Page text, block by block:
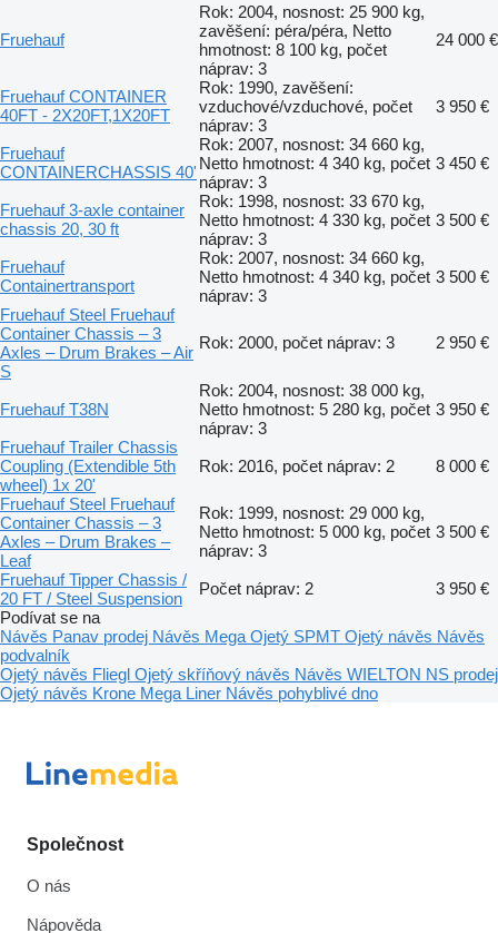
Fruehauf
Rok: 2004, nosnost: 25 900 kg,
zavěšení: péra/péra, Netto
hmotnost: 8 100 kg, počet
náprav: 3
24 000 €
Fruehauf CONTAINER
40FT - 2X20FT,1X20FT
Rok: 1990, zavěšení:
vzduchové/vzduchové, počet
náprav: 3
3 950 €
Fruehauf
CONTAINERCHASSIS 40'
Rok: 2007, nosnost: 34 660 kg,
Netto hmotnost: 4 340 kg, počet
náprav: 3
3 450 €
Fruehauf 3-axle container
chassis 20, 30 ft
Rok: 1998, nosnost: 33 670 kg,
Netto hmotnost: 4 330 kg, počet
náprav: 3
3 500 €
Fruehauf
Containertransport
Rok: 2007, nosnost: 34 660 kg,
Netto hmotnost: 4 340 kg, počet
náprav: 3
3 500 €
Fruehauf Steel Fruehauf
Container Chassis – 3
Axles – Drum Brakes – Air
S
Rok: 2000, počet náprav: 3 2 950 €
Fruehauf T38N
Rok: 2004, nosnost: 38 000 kg,
Netto hmotnost: 5 280 kg, počet
náprav: 3
3 950 €
Fruehauf Trailer Chassis
Coupling (Extendible 5th
wheel) 1x 20'
Rok: 2016, počet náprav: 2
8 000 €
Fruehauf Steel Fruehauf
Container Chassis – 3
Axles – Drum Brakes –
Leaf
Rok: 1999, nosnost: 29 000 kg,
Netto hmotnost: 5 000 kg, počet
náprav: 3
3 500 €
Fruehauf Tipper Chassis /
20 FT / Steel Suspension
Počet náprav: 2
3 950 €
Podívat se na
Návěs Panav prodej Návěs Mega Ojetý SPMT Ojetý návěs Návěs
podvalník
Ojetý návěs Fliegl Ojetý skříňový návěs Návěs WIELTON NS prodej
Ojetý návěs Krone Mega Liner Návěs pohyblivé dno
Společnost
O nás
Nápověda